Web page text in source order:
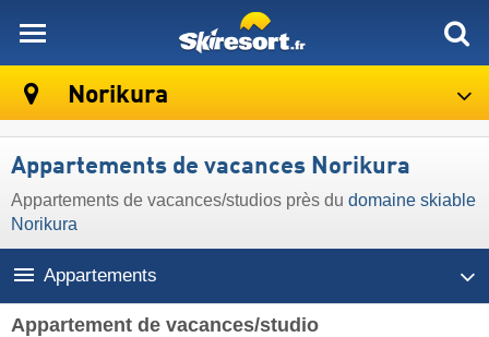
Norikura
Appartements de vacances Norikura
Appartements de vacances/studios près du domaine skiable
Norikura
Appartements
Appartement de vacances/studio